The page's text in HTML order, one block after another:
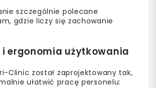
szczególnie polecane
gdzie liczy się zachowanie
ergonomia użytkowania
Clinic został zaprojektowany tak,
ułatwić pracę personelu: